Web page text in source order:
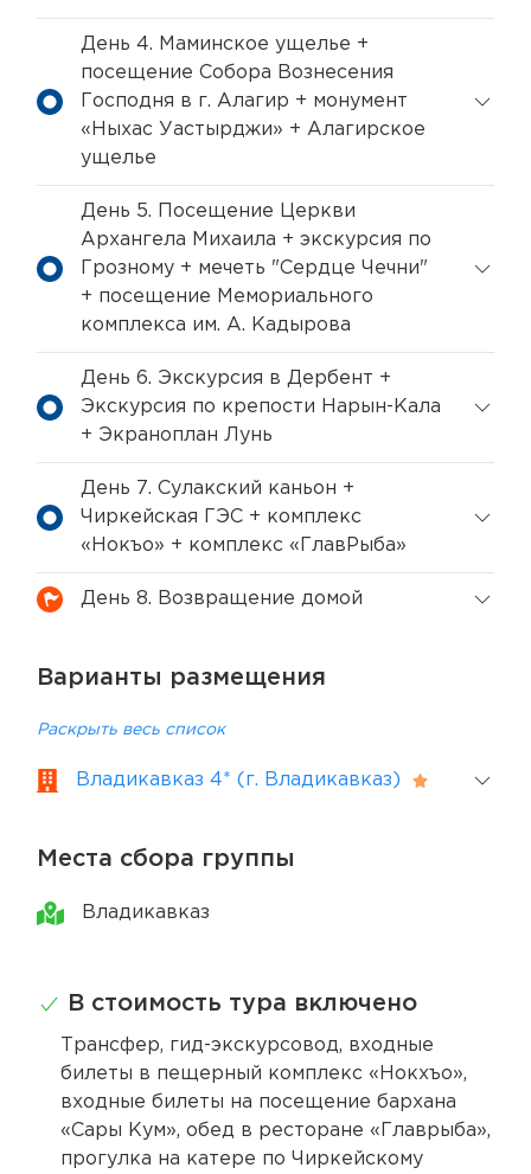
День 4. Маминское ущелье +
посещение Собора Вознесения
Господня в г. Алагир + монумент
«Ныхас Уастырджи» + Алагирское
ущелье
День 5. Посещение Церкви
Архангела Михаила + экскурсия по
Грозному + мечеть "Сердце Чечни"
+ посещение Мемориального
комплекса им. А. Кадырова
День 6. Экскурсия в Дербент +
Экскурсия по крепости Нарын-Кала
+ Экраноплан Лунь
День 7. Сулакский каньон +
Чиркейская ГЭС + комплекс
«Нокъо» + комплекс «ГлавРыба»
День 8. Возвращение домой
Варианты размещения
Раскрыть весь список
Владикавказ 4* (г. Владикавказ)
Места сбора группы
Владикавказ
В стоимость тура включено
Трансфер, гид-экскурсовод, входные
билеты в пещерный комплекс «Нокхъо»,
входные билеты на посещение бархана
«Сары Кум», обед в ресторане «Главрыба»,
прогулка на катере по Чиркейскому